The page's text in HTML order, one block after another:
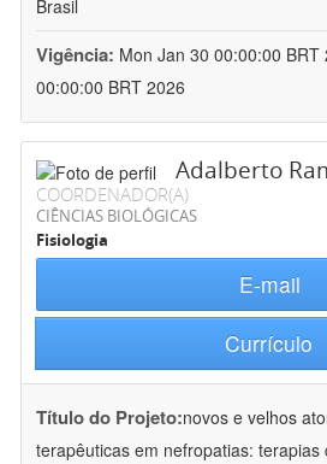
Brasil
Vigência: Mon Jan 30 00:00:00 BRT
00:00:00 BRT 2026
Adalberto
COORDENADOR(A)
CIÊNCIAS BIOLÓGICAS
Fisiologia
E-mail
Currículo
Título do Projeto:novos e velhos
terapêuticas em nefropatias: